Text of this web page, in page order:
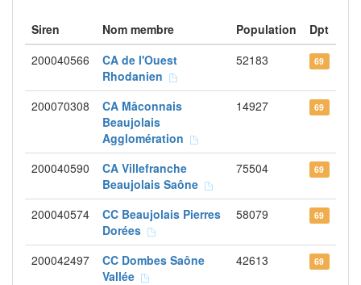
Siren Nom membre Population
Dpt
200040566
CA de l'Ouest
Rhodanien
52183 69
200070308
CA Mâconnais
Beaujolais
Agglomération
14927 69
200040590
CA Villefranche
Beaujolais Saône
75504 69
200040574
CC Beaujolais Pierres
Dorées
58079 69
200042497
CC Dombes Saône
Vallée
42613 69